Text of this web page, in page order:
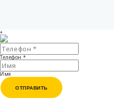
+
Телефон *
Имя
ОТПРАВИТЬ
ОТПРАВИТЬ